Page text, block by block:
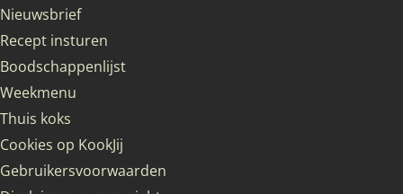
Nieuwsbrief
Recept insturen
Boodschappenlijst
Weekmenu
Thuis koks
Cookies op KookJij
Gebruikersvoorwaarden